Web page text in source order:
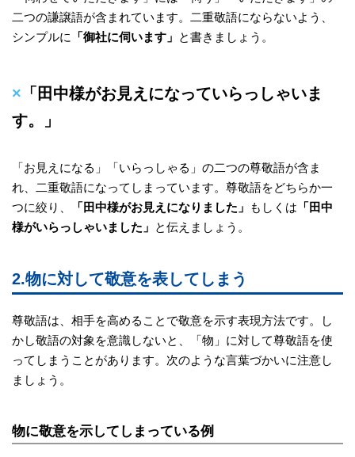
二つの謙譲語が含まれています。二重敬語にならないよう、
シンプルに
「御社に伺います」 と書きましょう。
× 「田中様がお見えになっていらっしゃいま
す。」
「お見えになる」「いらっしゃる」の二つの尊敬語が含ま
れ、二重敬語になってしまっています。尊敬語をどちらか一
つに絞り、
「田中様がお見えになりました」 もしくは 「田中
様がいらっしゃいました」 と伝えましょう。
2.物に対して敬意を表してしまう
尊敬語は、相手を高めることで敬意を示す表現方法です。し
かし敬語の対象を意識しないと、「物」に対して尊敬語を使
ってしまうことがあります。次のような言葉づかいに注意し
ましょう。
物に敬意を示してしまっている例